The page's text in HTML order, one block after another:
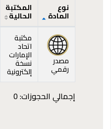
المقتنيات
نوع
المادة
المكتبة
الحالية
مصدر
رقمي
مكتبة
اتحاد
الإمارات
نسخة
إلكترونية
إجمالي الحجوزات: 0